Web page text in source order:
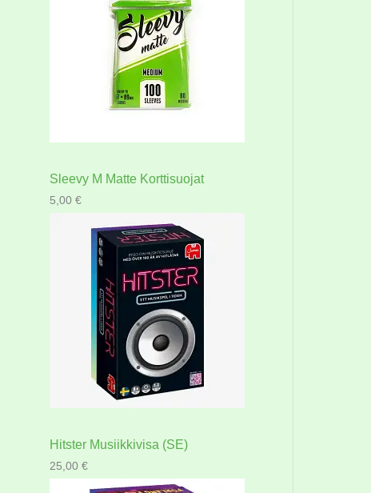
Sleevy M Matte Korttisuojat
5,00 €
Hitster Musiikkivisa (SE)
25,00 €